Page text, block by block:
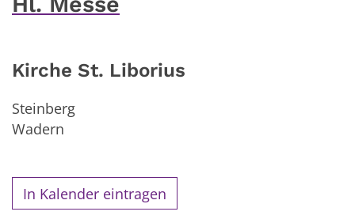
Kirche St. Liborius
Steinberg
Wadern
In Kalender eintragen